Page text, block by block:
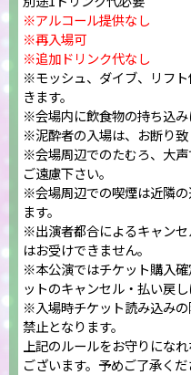
※アルコール提供なし
※再入場可
※追加ドリンク代なし
※モッシュ、ダイブ、リフ
きます。
※会場内に飲食物の持ち込み
※泥酔者の入場は、お断り致
※会場周辺でのたむろ、大声
ご遠慮下さい。
※会場周辺での喫煙は近隣
ます。
※出演者都合によるキャン
はお受けできません。
※本公演ではチケット購入
ットのキャンセル・払い戻
※入場時チケット読み込み
禁止となります。
上記のルールをお守りにな
ございます。予めご了承くだ